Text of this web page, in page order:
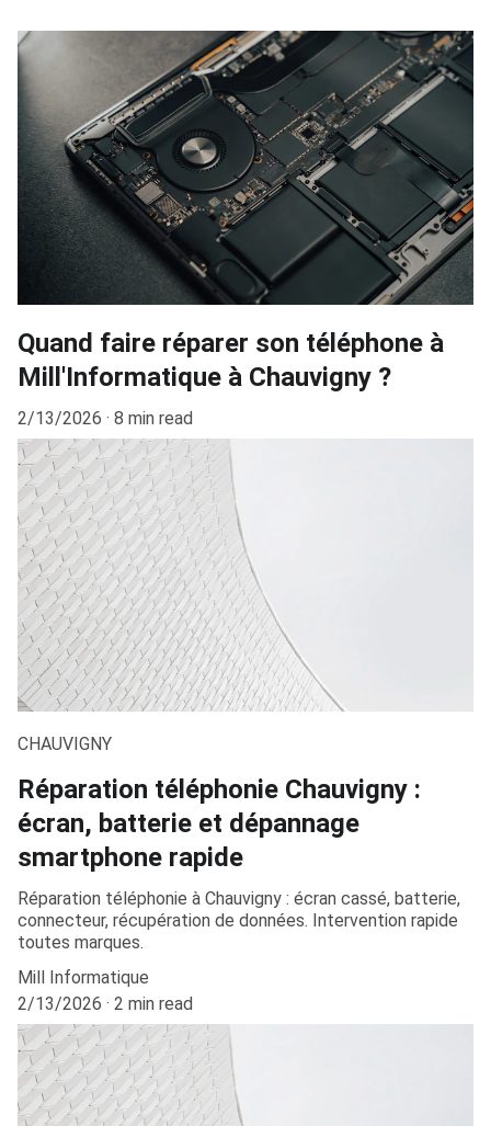
Quand faire réparer son téléphone à
Mill'Informatique à Chauvigny ?
2/13/2026 8 min read
CHAUVIGNY
Réparation téléphonie Chauvigny :
écran, batterie et dépannage
smartphone rapide
Réparation téléphonie à Chauvigny : écran cassé, batterie,
connecteur, récupération de données. Intervention rapide
toutes marques.
Mill Informatique
2/13/2026
2 min read